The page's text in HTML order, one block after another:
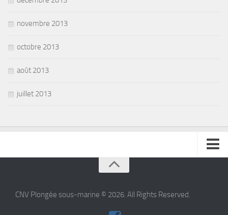
novembre 2013
octobre 2013
août 2013
juillet 2013
CNV Plongée sous-marine © 2026. All Rights Reserved.